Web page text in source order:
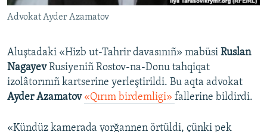
QOŞULIÑIZ!
RFE/RS bütün saytları
Advokat Ayder Azamatov
Aluştadaki «Hizb ut-Tahrir davasınıñ» mabüsi Ruslan
NagayevRusiyeniñ Rostov-na-Donu tahqiqat
izolâtorınıñ kartserine yerleştirildi. Bu aqta advokat
Ayder Azamatov «Qırım birdemligi» fallerine bildirdi.
«Kündüz kamerada yorğannen örtüldi, çünki pek